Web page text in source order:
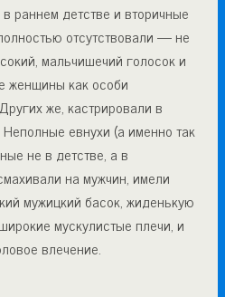
раннем детстве и вторичные
отсутствовали — не
мальчишечий голосок и
женщины как особи
же, кастрировали в
евнухи (а именно так
не в детстве, а в
на мужчин, имели
мужицкий басок, жиденькую
мускулистые плечи, и
влечение.